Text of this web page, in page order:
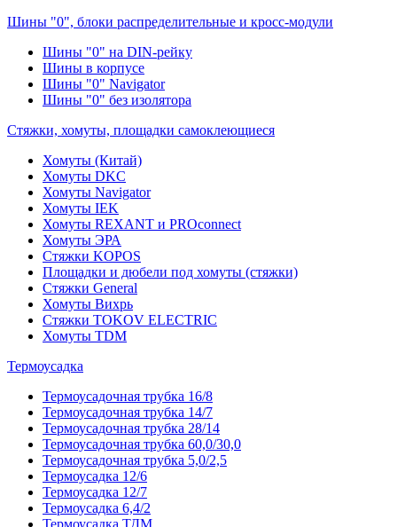
Шины "0", блоки распределительные и кросс-модули
Шины "0" на DIN-рейку
Шины в корпусе
Шины "0" Navigator
Шины "0" без изолятора
Стяжки, хомуты, площадки самоклеющиеся
Хомуты (Китай)
Хомуты DKC
Хомуты Navigator
Хомуты IEK
Хомуты REXANT и PROconnect
Хомуты ЭРА
Стяжки KOPOS
Площадки и дюбели под хомуты (стяжки)
Стяжки General
Хомуты Вихрь
Стяжки TOKOV ELECTRIC
Хомуты TDM
Термоусадка
Термоусадочная трубка 16/8
Термоусадочная трубка 14/7
Термоусадочная трубка 28/14
Термоусадочная трубка 60,0/30,0
Термоусадочная трубка 5,0/2,5
Термоусадка 12/6
Термоусадка 12/7
Термоусадка 6,4/2
Термоусадка ТДМ